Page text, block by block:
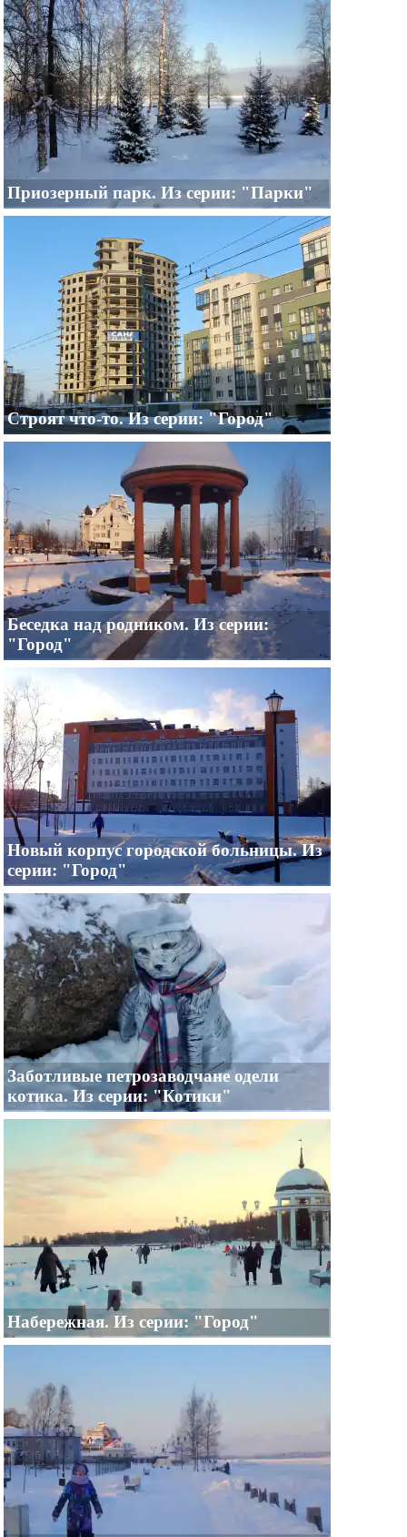
Приозерный парк. Из серии: "Парки"
Строят что-то. Из серии: "Город"
Беседка над родником. Из серии:
"Город"
Новый корпус городской больницы. Из
серии: "Город"
Заботливые петрозаводчане одели
котика. Из серии: "Котики"
Набережная. Из серии: "Город"